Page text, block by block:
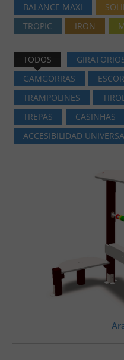
BALANCE MAXI
TROPIC
IRON
TODOS
GAMGORRAS
TRAMPOLINES
TREPAS
CASINHAS
ACCESIBILIDAD